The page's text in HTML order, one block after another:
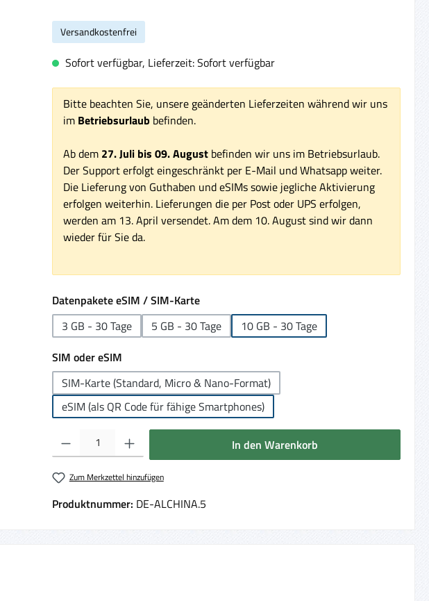
Versandkostenfrei
Sofort verfügbar, Lieferzeit: Sofort verfügbar
Bitte beachten Sie, unsere geänderten Lieferzeiten während wir uns
im Betriebsurlaub befinden.
Ab dem 27. Juli bis 09. Augustbefinden wir uns im Betriebsurlaub.
Der Support erfolgt eingeschränkt per E-Mail und Whatsapp weiter.
Die Lieferung von Guthaben und eSIMs sowie jegliche Aktivierung
erfolgen weiterhin. Lieferungen die per Post oder UPS erfolgen,
werden am 13. April versendet. Am dem 10. August sind wir dann
wieder für Sie da.
Datenpakete eSIM / SIM-Karteauswählen
3 GB - 30 Tage
5 GB - 30 Tage
10 GB - 30 Tage
SIM oder eSIMauswählen
SIM-Karte (Standard, Micro & Nano-Format)
eSIM (als QR Code für fähige Smartphones)
Produkt Anzahl: Gib den gewünschten Wert ein oder benutze die Schaltflächen um die
In den Warenkorb
Zum Merkzettel hinzufügen
Produktnummer: DE-ALCHINA.5